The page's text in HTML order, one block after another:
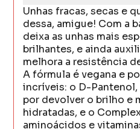
Unhas fracas, secas e
dessa, amigue! Com a
deixa as unhas mais
brilhantes, e ainda
melhora a resistência
A fórmula é vegana e
incríveis: o D-Pantenol,
por devolver o brilho e
hidratadas, e o
aminoácidos e